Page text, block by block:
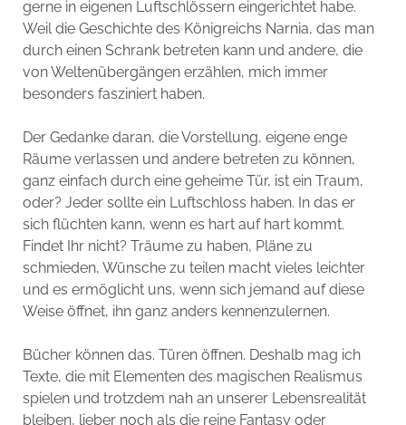
gerne in eigenen Luftschlössern eingerichtet habe.
Weil die Geschichte des Königreichs Narnia, das man
durch einen Schrank betreten kann und andere, die
von Weltenübergängen erzählen, mich immer
besonders fasziniert haben.
Der Gedanke daran, die Vorstellung, eigene enge
Räume verlassen und andere betreten zu können,
ganz einfach durch eine geheime Tür, ist ein Traum,
oder? Jeder sollte ein Luftschloss haben. In das er
sich flüchten kann, wenn es hart auf hart kommt.
Findet Ihr nicht? Träume zu haben, Pläne zu
schmieden, Wünsche zu teilen macht vieles leichter
und es ermöglicht uns, wenn sich jemand auf diese
Weise öffnet, ihn ganz anders kennenzulernen.
Bücher können das. Türen öffnen. Deshalb mag ich
Texte, die mit Elementen des magischen Realismus
spielen und trotzdem nah an unserer Lebensrealität
bleiben, lieber noch als die reine Fantasy oder